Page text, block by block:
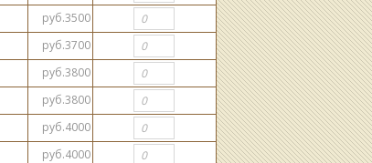
руб.3500
руб.3700
руб.3800
руб.3800
руб.4000
руб.4000